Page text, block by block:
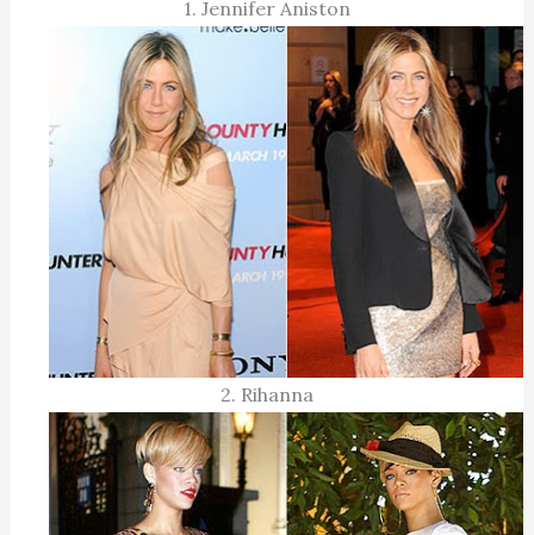
1. Jennifer Aniston
2. Rihanna